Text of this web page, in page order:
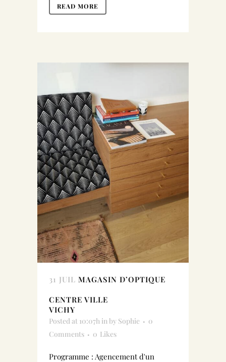
READ MORE
31 JUIL MAGASIN D’OPTIQUE
CENTRE VILLE
VICHY
Posted at 10:07h inby Sophie
0
Comments
0 Likes
Programme : Agencement d'un